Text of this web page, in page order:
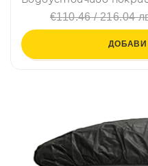
€110.46 / 216.04
ДОБАВИ